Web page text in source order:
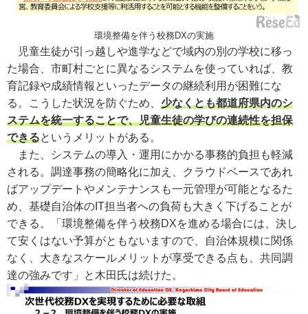
環境整備を伴う校務DXの実施
児童生徒が引っ越しや進学などで域内の別の学校に移っ
た場合、市町村ごとに異なるシステムを使っていれば、教
育記録や成績情報といったデータの継続利用が困難にな
る。こうした状況を防ぐため、 少なくとも都道府県内のシ
ステムを統一することで、児童生徒の学びの連続性を担保
できるというメリットがある。
また、システムの導入・運用にかかる事務的負担も軽減
される。調達事務の簡略化に加え、クラウドベースであれ
ばアップデートやメンテナンスも一元管理が可能となるた
め、基礎自治体のIT担当者への負荷も大きく下げることが
できる。「環境整備を伴う校務DXを進める場合には、決し
て安くはない予算がともないますので、自治体規模に関係
なく、大きなスケールメリットが享受できる点も、共同調
達の強みです」と木田氏は続けた。